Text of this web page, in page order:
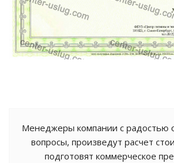
Менеджеры компании с радостью
вопросы, произведут расчет
подготовят коммерческое